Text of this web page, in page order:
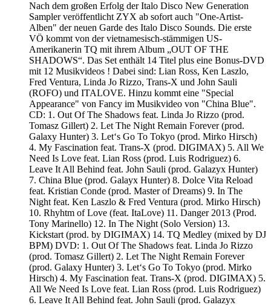
Nach dem großen Erfolg der Italo Disco New Generation
Sampler veröffentlicht ZYX ab sofort auch "One-Artist-
Alben" der neuen Garde des Italo Disco Sounds. Die erste
VÖ kommt von der vietnamesisch-stämmigen US-
Amerikanerin TQ mit ihrem Album „OUT OF THE
SHADOWS“. Das Set enthält 14 Titel plus eine Bonus-DVD
mit 12 Musikvideos ! Dabei sind: Lian Ross, Ken Laszlo,
Fred Ventura, Linda Jo Rizzo, Trans-X und John Sauli
(ROFO) und ITALOVE. Hinzu kommt eine "Special
Appearance" von Fancy im Musikvideo von "China Blue".
CD: 1. Out Of The Shadows feat. Linda Jo Rizzo (prod.
Tomasz Gillert) 2. Let The Night Remain Forever (prod.
Galaxy Hunter) 3. Let‘s Go To Tokyo (prod. Mirko Hirsch)
4. My Fascination feat. Trans-X (prod. DIGIMAX) 5. All We
Need Is Love feat. Lian Ross (prod. Luis Rodriguez) 6.
Leave It All Behind feat. John Sauli (prod. Galazyx Hunter)
7. China Blue (prod. Galayx Hunter) 8. Dolce Vita Reload
feat. Kristian Conde (prod. Master of Dreams) 9. In The
Night feat. Ken Laszlo & Fred Ventura (prod. Mirko Hirsch)
10. Rhyhtm of Love (feat. ItaLove) 11. Danger 2013 (Prod.
Tony Marinello) 12. In The Night (Solo Version) 13.
Kickstart (prod. by DIGIMAX) 14. TQ Medley (mixed by DJ
BPM) DVD: 1. Out Of The Shadows feat. Linda Jo Rizzo
(prod. Tomasz Gillert) 2. Let The Night Remain Forever
(prod. Galaxy Hunter) 3. Let‘s Go To Tokyo (prod. Mirko
Hirsch) 4. My Fascination feat. Trans-X (prod. DIGIMAX) 5.
All We Need Is Love feat. Lian Ross (prod. Luis Rodriguez)
6. Leave It All Behind feat. John Sauli (prod. Galazyx